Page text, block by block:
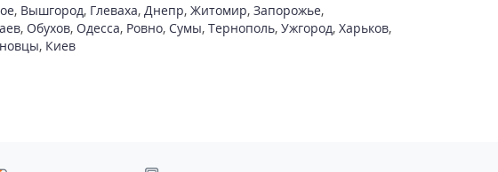
, Вышгород, Глеваха, Днепр, Житомир, Запорожье,
, Обухов, Одесса, Ровно, Сумы, Тернополь, Ужгород, Харьков,
, Киев